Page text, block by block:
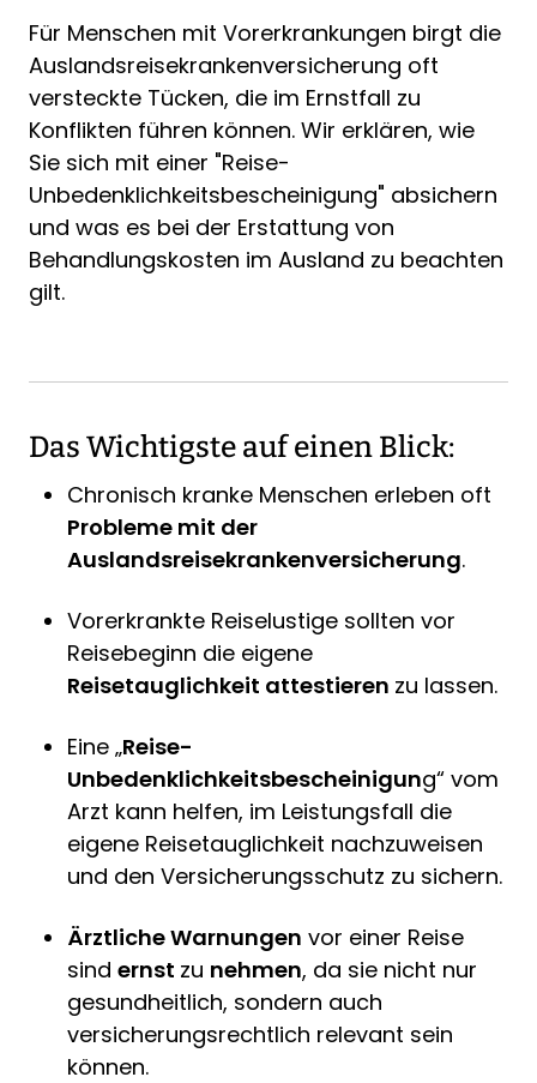
Für Menschen mit Vorerkrankungen birgt die
Auslandsreisekrankenversicherung oft
versteckte Tücken, die im Ernstfall zu
Konflikten führen können. Wir erklären, wie
Sie sich mit einer "Reise-
Unbedenklichkeitsbescheinigung" absichern
und was es bei der Erstattung von
Behandlungskosten im Ausland zu beachten
gilt.
Das Wichtigste auf einen Blick:
Chronisch kranke Menschen erleben oft
Probleme mit der
Auslandsreisekrankenversicherung.
Vorerkrankte Reiselustige sollten vor
Reisebeginn die eigene
Reisetauglichkeit attestieren zu lassen.
Eine „Reise-
Unbedenklichkeitsbescheinigung“ vom
Arzt kann helfen, im Leistungsfall die
eigene Reisetauglichkeit nachzuweisen
und den Versicherungsschutz zu sichern.
Ärztliche Warnungen vor einer Reise
sind ernst zu nehmen, da sie nicht nur
gesundheitlich, sondern auch
versicherungsrechtlich relevant sein
können.